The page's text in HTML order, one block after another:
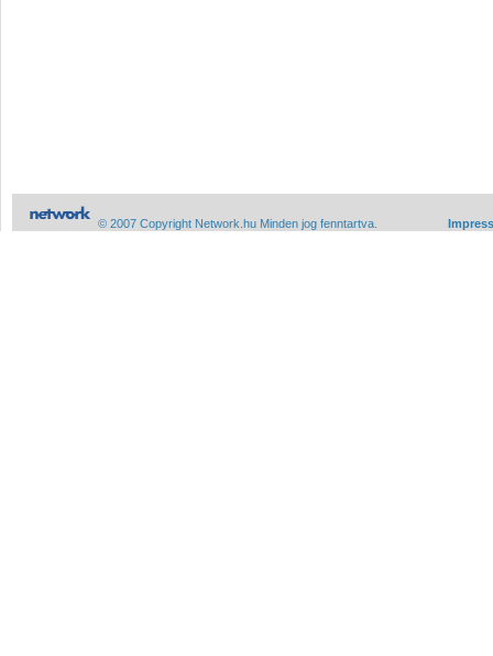
© 2007 Copyright Network.hu Minden jog fenntartva.